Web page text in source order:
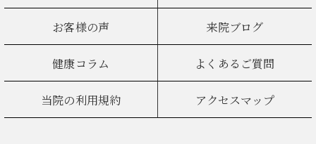
お客様の声 来院ブログ
健康コラム よくあるご質問
当院の利用規約 アクセスマップ